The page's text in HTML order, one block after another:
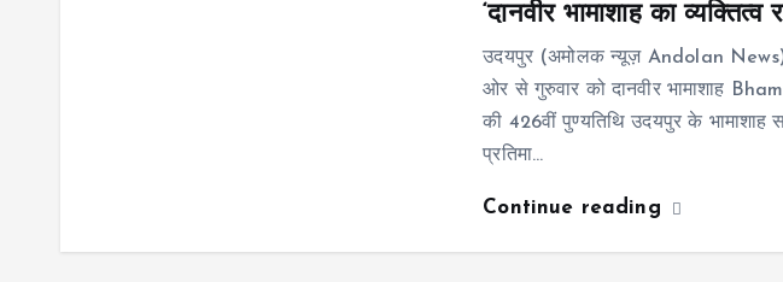
‘दानवीर भामाशाह का व्यक्तित्व
उदयपुर (अमोलक न्यूज़ Andolan
ओर से गुरुवार को दानवीर भामाशाह
की 426वीं पुण्यतिथि उदयपुर के भामाशाह
प्रतिमा…
Continue reading